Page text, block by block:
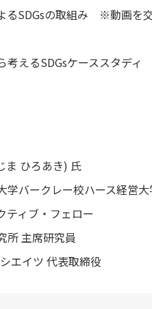
るSDGsの取組み ※動画を
考えるSDGsケーススタディ
ま ひろあき) 氏
学バークレー校ハース経営大
ティブ・フェロー
所 主席研究員
エイツ 代表取締役